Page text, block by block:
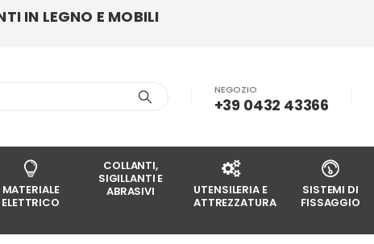
IN LEGNO E MOBILI
NEGOZIO
+39 0432 43366
MATERIALE
ELETTRICO
COLLANTI,
SIGILLANTI E
ABRASIVI
UTENSILERIA E
ATTREZZATURA
SISTEMI DI
FISSAGGIO